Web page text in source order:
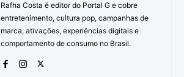
Rafha Costa é editor do Portal G e cobre
entretenimento, cultura pop, campanhas de
marca, ativações, experiências digitais e
comportamento de consumo no Brasil.